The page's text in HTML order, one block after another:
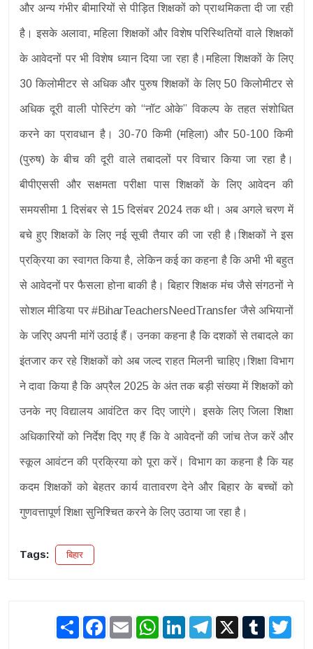
और अन्य गंभीर बीमारियों से पीड़ित शिक्षकों को प्राथमिकता दी जा रही
है। इसके अलावा, महिला शिक्षकों और विशेष परिस्थितियों वाले शिक्षकों
के आवेदनों पर भी विशेष ध्यान दिया जा रहा है।महिला शिक्षकों के लिए
30 किलोमीटर से अधिक और पुरुष शिक्षकों के लिए 50 किलोमीटर से
अधिक दूरी वाली पोस्टिंग को “नॉट ओके” विकल्प के तहत संशोधित
करने का प्रावधान है। 30-70 किमी (महिला) और 50-100 किमी
(पुरुष) के बीच की दूरी वाले तबादलों पर विचार किया जा रहा है।
बीपीएससी और सक्षमता परीक्षा पास शिक्षकों के लिए आवेदन की
समयसीमा 1 दिसंबर से 15 दिसंबर 2024 तक थी। अब अगले चरण में
बचे हुए शिक्षकों के लिए नई सूची तैयार की जा रही है।शिक्षकों ने इस
प्रक्रिया का स्वागत किया है, लेकिन कई का कहना है कि अभी भी बहुत
से आवेदनों पर फैसला होना बाकी है। बिहार शिक्षक मंच जैसे संगठनों ने
सोशल मीडिया पर #BiharTeachersNeedTransfer जैसे अभियानों
के जरिए अपनी मांगें उठाई हैं। उनका कहना है कि दशकों से तबादले का
इंतजार कर रहे शिक्षकों को अब जल्द राहत मिलनी चाहिए।शिक्षा विभाग
ने दावा किया है कि अप्रैल 2025 के अंत तक बड़ी संख्या में शिक्षकों को
उनके नए विद्यालय आवंटित कर दिए जाएंगे। इसके लिए जिला शिक्षा
अधिकारियों को निर्देश दिए गए हैं कि वे आवेदनों की जांच तेज करें और
स्कूल आवंटन की प्रक्रिया को पूरा करें। विभाग का कहना है कि यह
कदम शिक्षकों को बेहतर कार्य वातावरण देने और बिहार के बच्चों को
गुणवत्तापूर्ण शिक्षा सुनिश्चित करने के लिए उठाया जा रहा है।
Tags: बिहार
Share Facebook
Email WhatsAppLinkedInTelegram
X Tumblr